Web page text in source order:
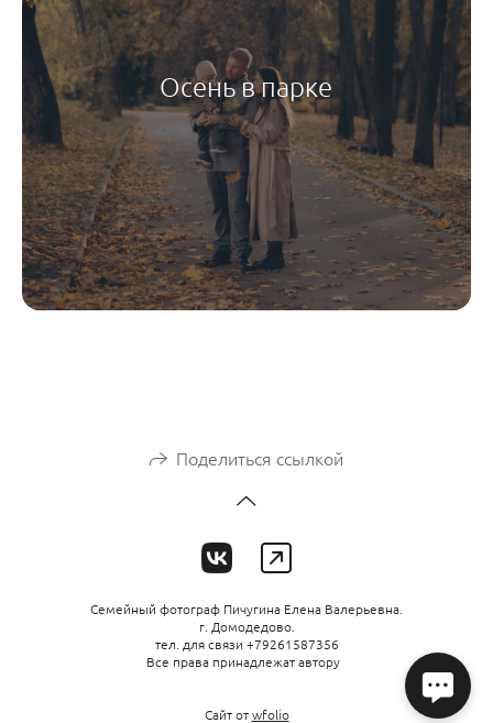
Осень в парке
Поделиться ссылкой
Семейный фотограф Пичугина Елена Валерьевна.
г. Домодедово.
тел. для связи +79261587356
Все права принадлежат автору
Сайт отwfolio